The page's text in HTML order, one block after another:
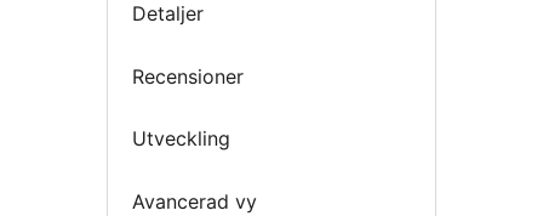
Detaljer
Recensioner
Utveckling
Avancerad vy